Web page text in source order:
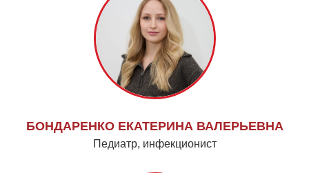
БОНДАРЕНКО ЕКАТЕРИНА ВАЛЕРЬЕВНА
Педиатр, инфекционист